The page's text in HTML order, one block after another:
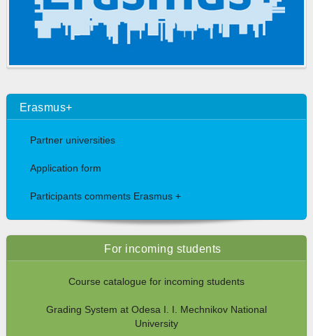
Erasmus+
Partner universities
Application form
Participants comments Erasmus +
For incoming students
Course catalogue for incoming students
Grading System at Odesa I. I. Mechnikov National
University